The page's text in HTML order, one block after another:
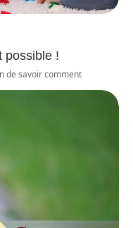
possible !
de savoir comment